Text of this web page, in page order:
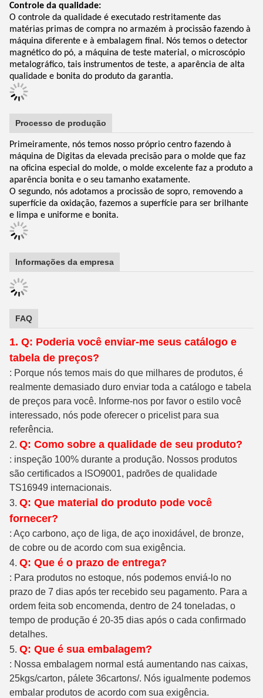
Controle da qualidade:
O controle da qualidade é executado restritamente das
matérias primas de compra no armazém à procissão fazendo à
máquina diferente e à embalagem final. Nós temos o detector
magnético do pó, a máquina de teste material, o microscópio
metalográfico, tais instrumentos de teste, a aparência de alta
qualidade e bonita do produto da garantia.
Processo de produção
Primeiramente, nós temos nosso próprio centro fazendo à
máquina de Digitas da elevada precisão para o molde que faz
na oficina especial do molde, o molde excelente faz a produto a
aparência bonita e o seu tamanho exatamente.
O segundo, nós adotamos a procissão de sopro, removendo a
superfície da oxidação, fazemos a superfície para ser brilhante
e limpa e uniforme e bonita.
Informações da empresa
FAQ
1. Q: Poderia você enviar-me seus catálogo e
tabela de preços?
: Porque nós temos mais do que milhares de produtos, é
realmente demasiado duro enviar toda a catálogo e tabela
de preços para você. Informe-nos por favor o estilo você
interessado, nós pode oferecer o pricelist para sua
referência.
2. Q: Como sobre a qualidade de seu produto?
: inspeção 100% durante a produção. Nossos produtos
são certificados a ISO9001, padrões de qualidade
TS16949 internacionais.
3. Q: Que material do produto pode você
fornecer?
: Aço carbono, aço de liga, de aço inoxidável, de bronze,
de cobre ou de acordo com sua exigência.
4. Q: Que é o prazo de entrega?
: Para produtos no estoque, nós podemos enviá-lo no
prazo de 7 dias após ter recebido seu pagamento. Para a
ordem feita sob encomenda, dentro de 24 toneladas, o
tempo de produção é 20-35 dias após o cada confirmado
detalhes.
5. Q: Que é sua embalagem?
: Nossa embalagem normal está aumentando nas caixas,
25kgs/carton, pálete 36cartons/. Nós igualmente podemos
embalar produtos de acordo com sua exigência.